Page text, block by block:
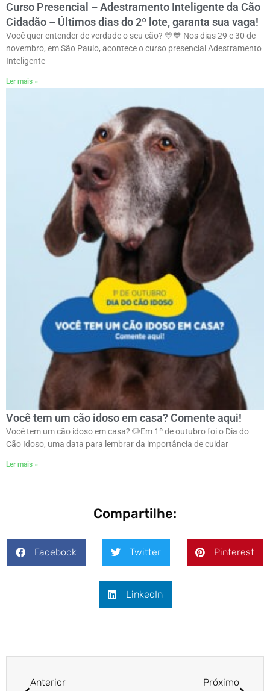
Curso Presencial – Adestramento Inteligente da Cão
Cidadão – Últimos dias do 2º lote, garanta sua vaga!
Você quer entender de verdade o seu cão? 💛💙 Nos dias 29 e 30 de
novembro, em São Paulo, acontece o curso presencial Adestramento
Inteligente
Ler mais »
Você tem um cão idoso em casa? Comente aqui!
Você tem um cão idoso em casa? 🐶ㅤEm 1º de outubro foi o Dia do
Cão Idoso, uma data para lembrar da importância de cuidar
Ler mais »
Compartilhe:
Facebook Twitter Pinterest
LinkedIn
Anterior Próximo